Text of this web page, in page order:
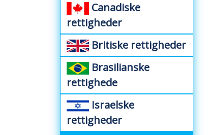
Canadiske
rettigheder
Britiske rettigheder
Brasilianske
rettighede
Israelske
rettigheder